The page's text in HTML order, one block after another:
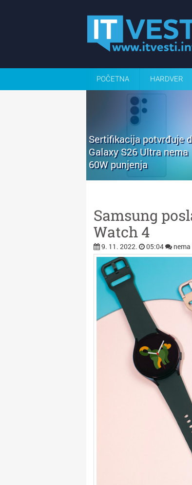
POČETNA HARDVER
Sertifikacija potvrđuje
Galaxy S26 Ultra nema
60W punjenja
Samsung
Watch 4
9. 11. 2022. 05:04